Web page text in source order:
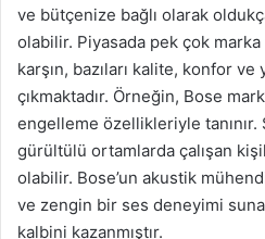
ve bütçenize bağlı olarak
olabilir. Piyasada pek çok
karşın, bazıları kalite, konfor ve
çıkmaktadır. Örneğin, Bose
engelleme özellikleriyle
gürültülü ortamlarda çalışan
olabilir. Bose’un akustik
ve zengin bir ses deneyimi
kalbini kazanmıştır.